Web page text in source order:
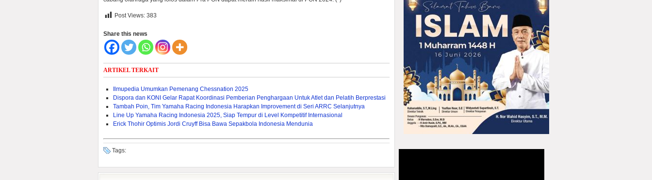
Post Views: 383
Share this news
ARTIKEL TERKAIT
Ilmupedia Umumkan Pemenang Chessnation 2025
Dispora dan KONI Gelar Rapat Koordinasi Pemberian Penghargaan Untuk Atlet dan Pelatih Berprestasi
Tambah Poin, Tim Yamaha Racing Indonesia Harapkan Improvement di Seri ARRC Selanjutnya
Line Up Yamaha Racing Indonesia 2025, Siap Tempur di Level Kompetitif Internasional
Erick Thohir Optimis Jordi Cruyff Bisa Bawa Sepakbola Indonesia Mendunia
Tags: